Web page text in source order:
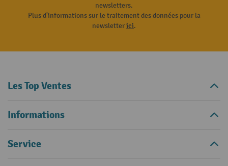
newsletters.
Plus d'informations sur le traitement des données pour la
newsletterici.
Les Top Ventes
Informations
Service